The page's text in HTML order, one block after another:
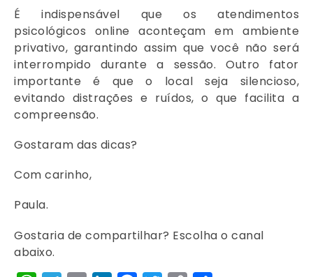
É indispensável que os atendimentos
psicológicos online aconteçam em ambiente
privativo, garantindo assim que você não será
interrompido durante a sessão. Outro fator
importante é que o local seja silencioso,
evitando distrações e ruídos, o que facilita a
compreensão.
Gostaram das dicas?
Com carinho,
Paula.
Gostaria de compartilhar? Escolha o canal
abaixo.